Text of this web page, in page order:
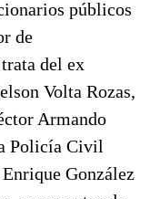
públicos
de
del ex
Volta Rozas,
Armando
Policía Civil
González